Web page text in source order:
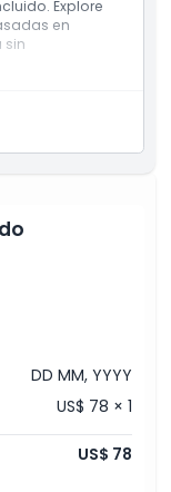
Explore
en
sin
DD MM, YYYY
US$ 78 × 1
US$ 78